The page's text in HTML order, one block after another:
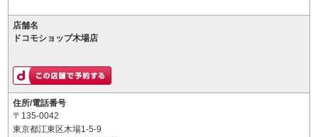
店舗名
ドコモショップ木場店
住所/電話番号
〒135-0042
東京都江東区木場1-5-9